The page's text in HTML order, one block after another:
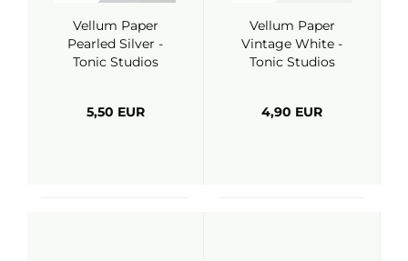
Vellum Paper
Pearled Silver -
Tonic Studios
5,50 EUR
Vellum Paper
Vintage White -
Tonic Studios
4,90 EUR